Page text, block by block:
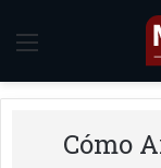
Menú
Cómo